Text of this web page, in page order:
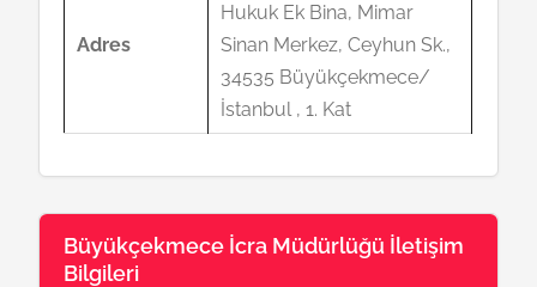
Adres
Hukuk Ek Bina, Mimar
Sinan Merkez, Ceyhun Sk.,
34535 Büyükçekmece/
İstanbul , 1. Kat
Büyükçekmece İcra Müdürlüğü İletişim
Bilgileri